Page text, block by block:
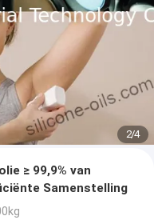
2/4
≥ 99,9% van
Samenstelling